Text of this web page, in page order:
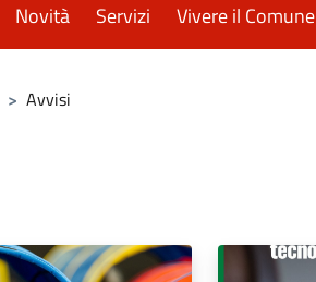
Novità Servizi Vivere il Comune
> Avvisi